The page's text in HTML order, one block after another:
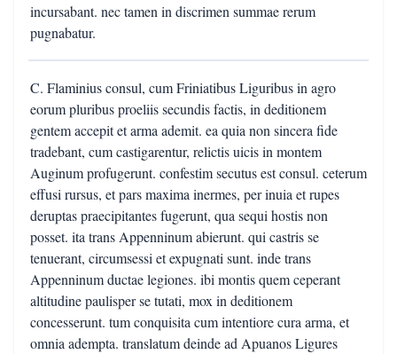
incursabant. nec tamen in discrimen summae rerum
pugnabatur.
C. Flaminius consul, cum Friniatibus Liguribus in agro
eorum pluribus proeliis secundis factis, in deditionem
gentem accepit et arma ademit. ea quia non sincera fide
tradebant, cum castigarentur, relictis uicis in montem
Auginum profugerunt. confestim secutus est consul. ceterum
effusi rursus, et pars maxima inermes, per inuia et rupes
deruptas praecipitantes fugerunt, qua sequi hostis non
posset. ita trans Appenninum abierunt. qui castris se
tenuerant, circumsessi et expugnati sunt. inde trans
Appenninum ductae legiones. ibi montis quem ceperant
altitudine paulisper se tutati, mox in deditionem
concesserunt. tum conquisita cum intentiore cura arma, et
omnia adempta. translatum deinde ad Apuanos Ligures